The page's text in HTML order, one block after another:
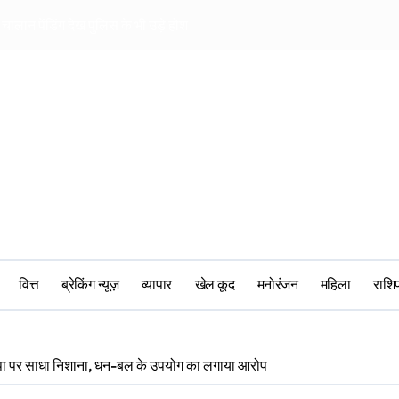
वित्त ब्रेकिंग न्यूज़ व्यापार खेल कूद मनोरंजन महिला
पर साधा निशाना, धन-बल के उपयोग का लगाया आरोप